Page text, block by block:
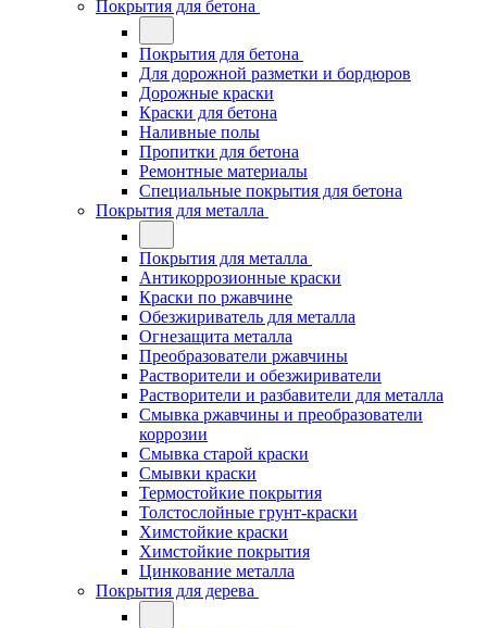
Покрытия для бетона
Покрытия для бетона
Для дорожной разметки и бордюров
Дорожные краски
Краски для бетона
Наливные полы
Пропитки для бетона
Ремонтные материалы
Специальные покрытия для бетона
Покрытия для металла
Покрытия для металла
Антикоррозионные краски
Краски по ржавчине
Обезжириватель для металла
Огнезащита металла
Преобразователи ржавчины
Растворители и обезжириватели
Растворители и разбавители для металла
Смывка ржавчины и преобразователи
коррозии
Смывка старой краски
Смывки краски
Термостойкие покрытия
Толстослойные грунт-краски
Химстойкие краски
Химстойкие покрытия
Цинкование металла
Покрытия для дерева